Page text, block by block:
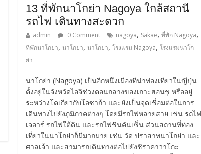
13 ที่พักนาโกย่า Nagoya ใกล้สถานี
รถไฟ เดินทางสะดวก
admin 0 Comment nagoya, Sakae,ที่พัก Nagoya,
ที่พักนาโกย่า,นาโกยา,นาโกย่า,โรงแรม Nagoya,โรงแรมนาโก
ย่า
นาโกย่า (Nagoya) เป็นอีกหนึ่งเมืองที่น่าท่องเที่ยวในญี่ปุ่น
ตั้งอยู่ในจังหวัดไอจิช่วงตอนกลางของเกาะฮอนชู หรืออยู่
ระหว่างโตเกียวกับโอซาก้า และยังเป็นจุดเชื่อมต่อในการ
เดินทางไปยังภูมิภาคต่างๆ โดยมีรถไฟหลายสาย เช่น รถไฟ
เจอาร์ รถไฟใต้ดิน และรถไฟชินคันเซ็น ส่วนสถานที่ท่อง
เที่ยวในนาโกย่าก็มีมากมาย เช่น วัด ปราสาทนาโกย่า และ
ศาลเจ้า และสามารถเดินทางต่อไปยังชิราคาวาโกะ